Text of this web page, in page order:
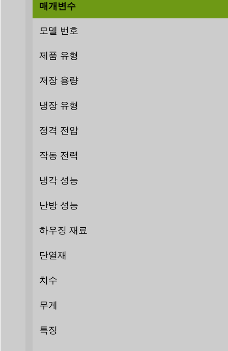
매개변수
모델 번호
제품 유형
저장 용량
냉장 유형
정격 전압
작동 전력
냉각 성능
난방 성능
하우징 재료
단열재
치수
무게
특징